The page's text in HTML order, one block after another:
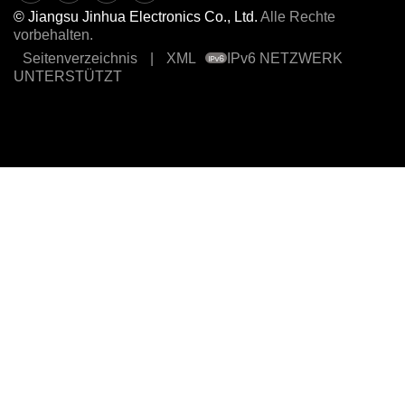
© Jiangsu Jinhua Electronics Co., Ltd. Alle Rechte
vorbehalten.
Seitenverzeichnis
XML
IPv6 NETZWERK
UNTERSTÜTZT